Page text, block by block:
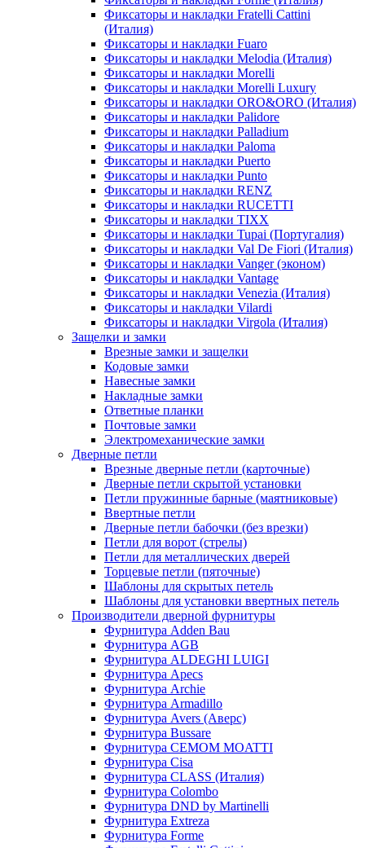
Фиксаторы и накладки Fratelli Cattini
(Италия)
Фиксаторы и накладки Fuaro
Фиксаторы и накладки Melodia (Италия)
Фиксаторы и накладки Morelli
Фиксаторы и накладки Morelli Luxury
Фиксаторы и накладки ORO&ORO (Италия)
Фиксаторы и накладки Palidore
Фиксаторы и накладки Palladium
Фиксаторы и накладки Paloma
Фиксаторы и накладки Puerto
Фиксаторы и накладки Punto
Фиксаторы и накладки RENZ
Фиксаторы и накладки RUCETTI
Фиксаторы и накладки TIXX
Фиксаторы и накладки Tupai (Португалия)
Фиксаторы и накладки Val De Fiori (Италия)
Фиксаторы и накладки Vanger (эконом)
Фиксаторы и накладки Vantage
Фиксаторы и накладки Venezia (Италия)
Фиксаторы и накладки Vilardi
Фиксаторы и накладки Virgola (Италия)
Защелки и замки
Врезные замки и защелки
Кодовые замки
Навесные замки
Накладные замки
Ответные планки
Почтовые замки
Электромеханические замки
Дверные петли
Врезные дверные петли (карточные)
Дверные петли скрытой установки
Петли пружинные барные (маятниковые)
Ввертные петли
Дверные петли бабочки (без врезки)
Петли для ворот (стрелы)
Петли для металлических дверей
Торцевые петли (пяточные)
Шаблоны для скрытых петель
Шаблоны для установки ввертных петель
Производители дверной фурнитуры
Фурнитура Adden Bau
Фурнитура AGB
Фурнитура ALDEGHI LUIGI
Фурнитура Apecs
Фурнитура Archie
Фурнитура Armadillo
Фурнитура Avers (Аверс)
Фурнитура Bussare
Фурнитура CEMOM MOATTI
Фурнитура Cisa
Фурнитура CLASS (Италия)
Фурнитура Colombo
Фурнитура DND by Martinelli
Фурнитура Extreza
Фурнитура Forme